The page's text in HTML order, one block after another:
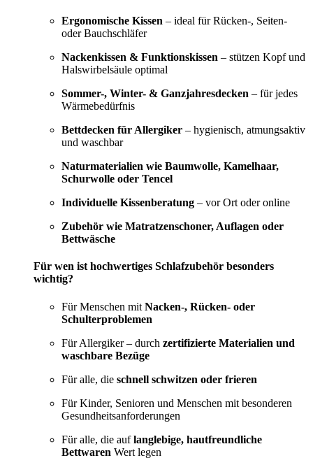
Ergonomische Kissen – ideal für Rücken-, Seiten-
oder Bauchschläfer
Nackenkissen & Funktionskissen – stützen Kopf und
Halswirbelsäule optimal
Sommer-, Winter- & Ganzjahresdecken – für jedes
Wärmebedürfnis
Bettdecken für Allergiker – hygienisch, atmungsaktiv
und waschbar
Naturmaterialien wie Baumwolle, Kamelhaar,
Schurwolle oder Tencel
Individuelle Kissenberatung – vor Ort oder online
Zubehör wie Matratzenschoner, Auflagen oder
Bettwäsche
Für wen ist hochwertiges Schlafzubehör besonders
wichtig?
Für Menschen mit Nacken-, Rücken- oder
Schulterproblemen
Für Allergiker – durch zertifizierte Materialien und
waschbare Bezüge
Für alle, die schnell schwitzen oder frieren
Für Kinder, Senioren und Menschen mit besonderen
Gesundheitsanforderungen
Für alle, die auflanglebige, hautfreundliche
Bettwaren Wert legen